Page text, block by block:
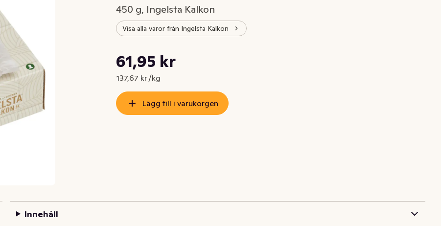
450 g, Ingelsta Kalkon
Visa alla varor från Ingelsta Kalkon
Nuvarande pris är: 61,95 kr
61,95 kr
137,67 kr /kg
Styckpris: 137,67 kr /kg
Lägg till i varukorgen
Innehåll